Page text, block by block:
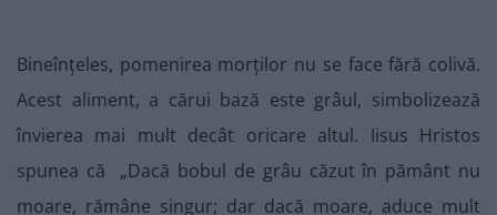
Bineînțeles, pomenirea morților nu se face fără colivă.
Acest aliment, a cărui bază este grâul, simbolizează
învierea mai mult decât oricare altul. Iisus Hristos
spunea că „Dacă bobul de grâu căzut în pământ nu
moare, rămâne singur; dar dacă moare, aduce mult